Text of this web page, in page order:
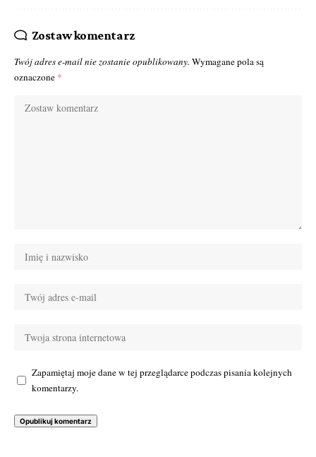
Zostaw komentarz
Twój adres e-mail nie zostanie opublikowany. Wymagane pola są
oznaczone *
Zapamiętaj moje dane w tej przeglądarce podczas pisania kolejnych
komentarzy.